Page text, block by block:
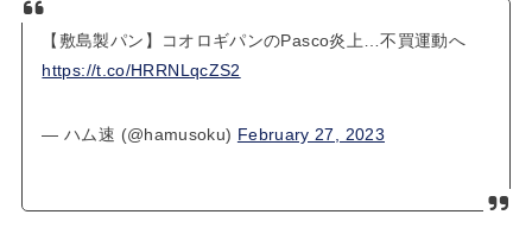
【敷島製パン】コオロギパンのPasco炎上…不買運動へ
https://t.co/HRRNLqcZS2
— ハム速 (@hamusoku) February 27, 2023